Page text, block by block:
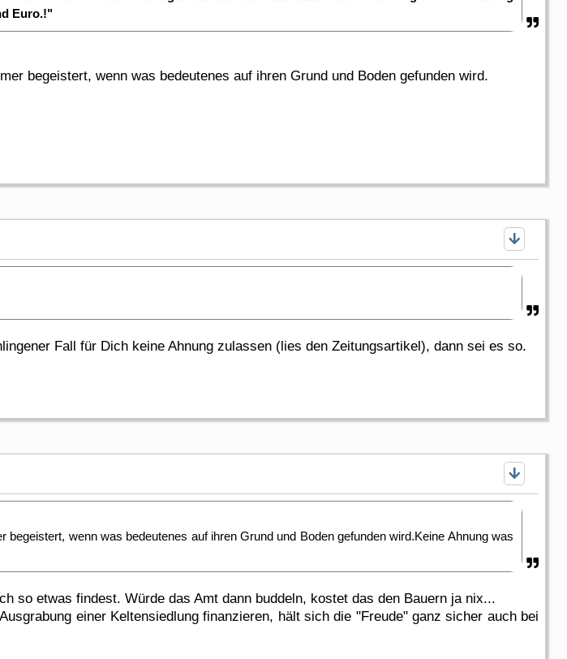
Euro.!"
begeistert, wenn was bedeutenes auf ihren Grund und Boden gefunden wird.
Fall für Dich keine Ahnung zulassen (lies den Zeitungsartikel), dann sei es so.
wenn was bedeutenes auf ihren Grund und Boden gefunden wird.Keine Ahnung was
so etwas findest. Würde das Amt dann buddeln, kostet das den Bauern ja nix...
einer Keltensiedlung finanzieren, hält sich die "Freude" ganz sicher auch bei